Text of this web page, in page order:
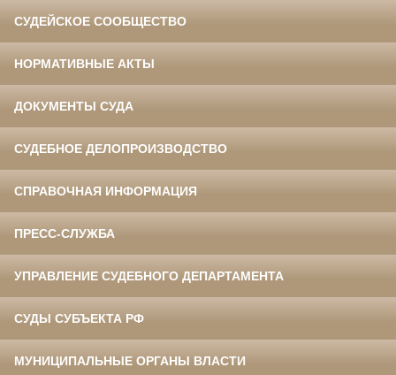
СУДЕЙСКОЕ СООБЩЕСТВО
НОРМАТИВНЫЕ АКТЫ
ДОКУМЕНТЫ СУДА
СУДЕБНОЕ ДЕЛОПРОИЗВОДСТВО
СПРАВОЧНАЯ ИНФОРМАЦИЯ
ПРЕСС-СЛУЖБА
УПРАВЛЕНИЕ СУДЕБНОГО ДЕПАРТАМЕНТА
СУДЫ СУБЪЕКТА РФ
МУНИЦИПАЛЬНЫЕ ОРГАНЫ ВЛАСТИ